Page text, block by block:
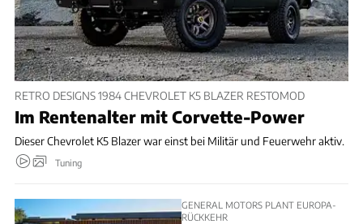
RETRO DESIGNS 1984 CHEVROLET K5 BLAZER RESTOMOD
Im Rentenalter mit Corvette-Power
Dieser Chevrolet K5 Blazer war einst bei Militär und Feuerwehr aktiv.
Tuning
GENERAL MOTORS PLANT EUROPA-
RÜCKKEHR